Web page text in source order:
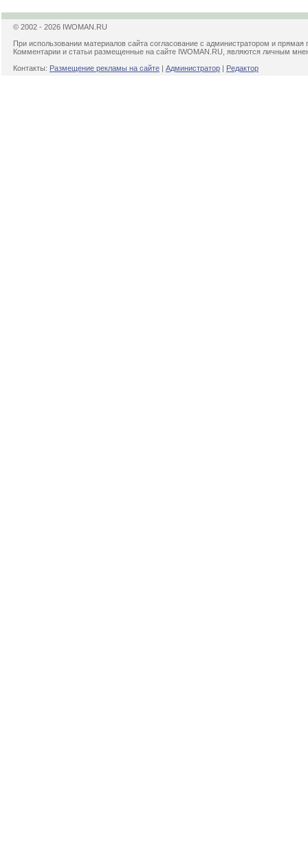
© 2002 - 2026 IWOMAN.RU
При использовании материалов сайта согласование с администратором и прямая
Комментарии и статьи размещенные на сайте IWOMAN.RU, являются личным
Контакты: Размещение рекламы на сайте | Администратор | Редактор